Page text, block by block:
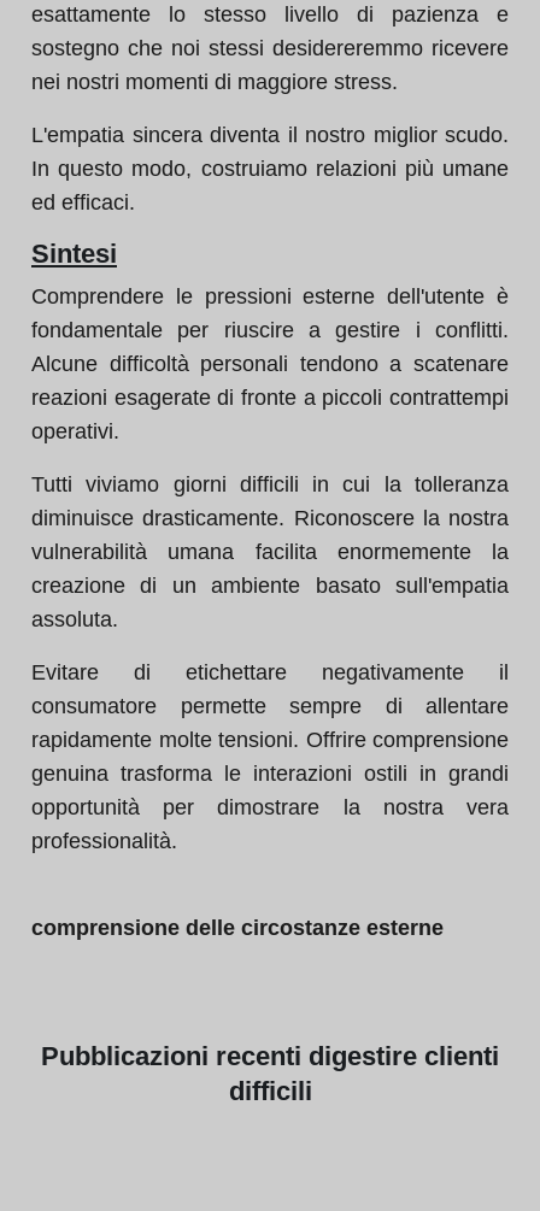
esattamente lo stesso livello di pazienza e
sostegno che noi stessi desidereremmo ricevere
nei nostri momenti di maggiore stress.
L'empatia sincera diventa il nostro miglior scudo.
In questo modo, costruiamo relazioni più umane
ed efficaci.
Sintesi
Comprendere le pressioni esterne dell'utente è
fondamentale per riuscire a gestire i conflitti.
Alcune difficoltà personali tendono a scatenare
reazioni esagerate di fronte a piccoli contrattempi
operativi.
Tutti viviamo giorni difficili in cui la tolleranza
diminuisce drasticamente. Riconoscere la nostra
vulnerabilità umana facilita enormemente la
creazione di un ambiente basato sull'empatia
assoluta.
Evitare di etichettare negativamente il
consumatore permette sempre di allentare
rapidamente molte tensioni. Offrire comprensione
genuina trasforma le interazioni ostili in grandi
opportunità per dimostrare la nostra vera
professionalità.
comprensione delle circostanze esterne
Pubblicazioni recenti digestire clienti
difficili